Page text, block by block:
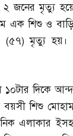
জনের মৃত্যু
এক শিশু ও
(৫৭)মৃত্যু হয়।
দিকে
শিশু
এলাকার